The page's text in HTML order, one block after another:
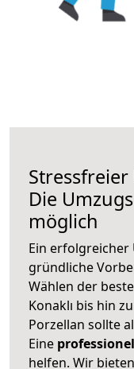
Stressfreier
Die
möglich
Ein erfolgreicher
gründliche
Wählen der
Konaklı bis hin
Porzellan sollte
Eine
helfen. Wir